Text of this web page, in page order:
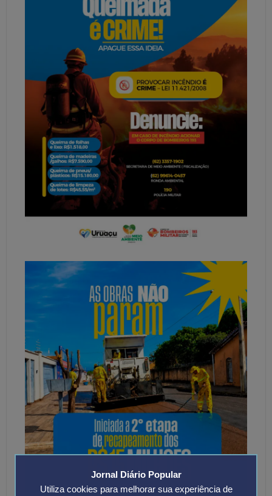
Jornal Diário Popular
Utiliza cookies para melhorar sua experiência de